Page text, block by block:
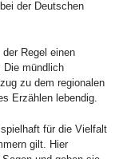
der Deutschen
Regel einen
Die mündlich
zu dem regionalen
Erzählen lebendig.
für die Vielfalt
gilt. Hier